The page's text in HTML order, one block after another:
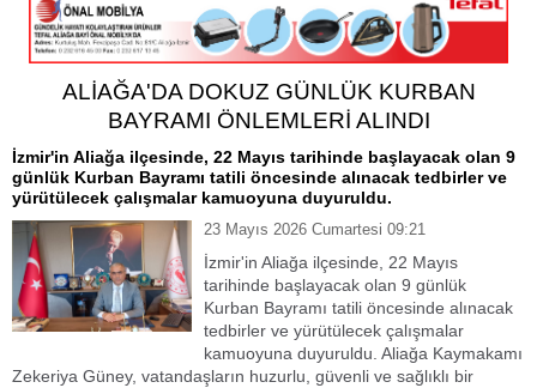
ALİAĞA'DA DOKUZ GÜNLÜK KURBAN
BAYRAMI ÖNLEMLERİ ALINDI
İzmir'in Aliağa ilçesinde, 22 Mayıs tarihinde başlayacak olan 9
günlük Kurban Bayramı tatili öncesinde alınacak tedbirler ve
yürütülecek çalışmalar kamuoyuna duyuruldu.
23 Mayıs 2026 Cumartesi 09:21
İzmir'in Aliağa ilçesinde, 22 Mayıs
tarihinde başlayacak olan 9 günlük
Kurban Bayramı tatili öncesinde alınacak
tedbirler ve yürütülecek çalışmalar
kamuoyuna duyuruldu. Aliağa Kaymakamı
Zekeriya Güney, vatandaşların huzurlu, güvenli ve sağlıklı bir